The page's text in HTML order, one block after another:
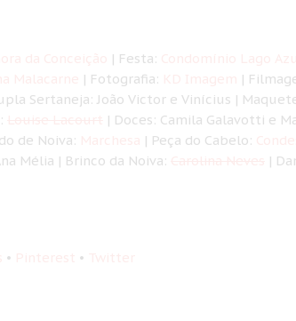
| Festa:
| Fotografia: |
Sertaneja: João Victor e Vinícius |
| Doces: Camila Galavotti e
de Noiva: | Peça do Cabelo:
Mélia | Brinco da Noiva:
|
• •